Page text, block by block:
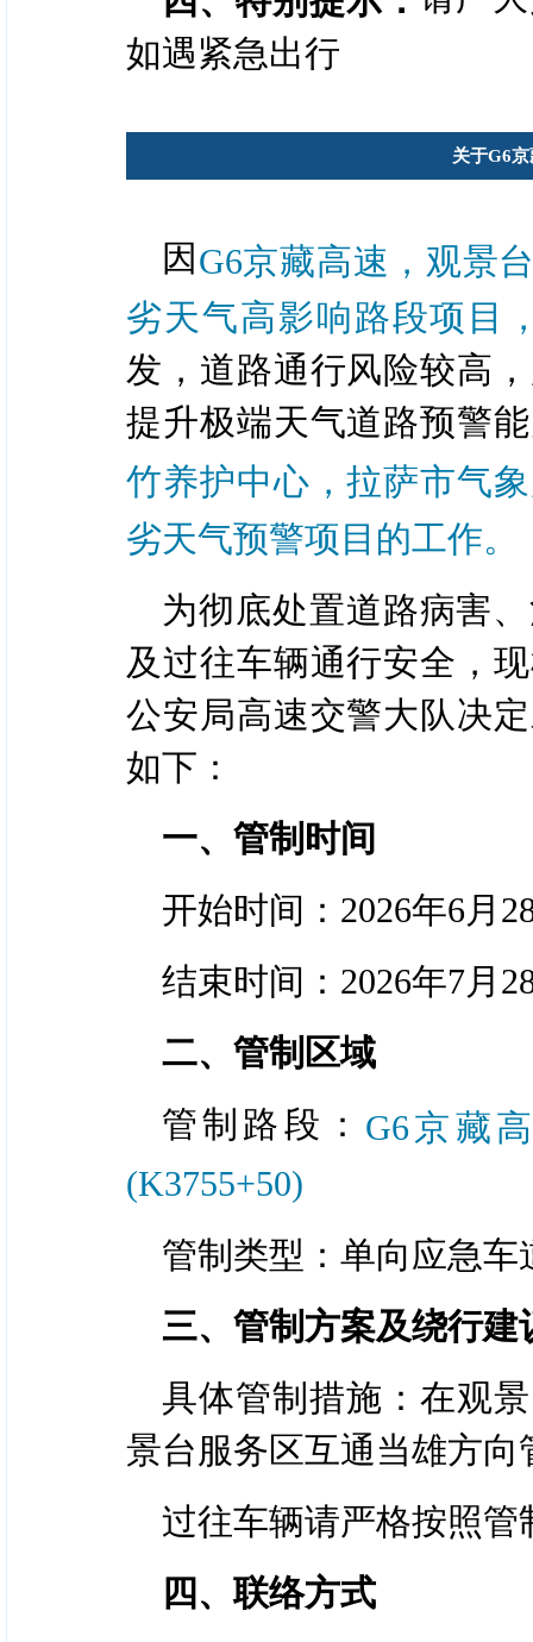
如遇紧急出行
关于G6
因 G6京藏高速，观景
劣天气高影响路段项目
发，道路通行风险较高
提升极端天气道路预警
竹养护中心，拉萨市气
劣天气预警项目的工作。
为彻底处置道路病害
及过往车辆通行安全，
公安局高速交警大队决
如下：
一、管制时间
开始时间：2026年6月
结束时间：2026年7月
二、管制区域
管制路段： G6京藏
(K3755+50)
管制类型：单向应急
三、管制方案及绕行建
具体管制措施：在观
景台服务区互通当雄方
过往车辆请严格按照
四、联络方式